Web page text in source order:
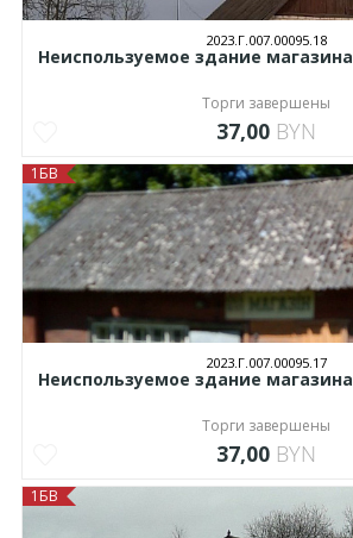
2023.Г.007.00095.18
Неиспользуемое здание магазина
Торги завершены
37,00 BYN
1БВ
2023.Г.007.00095.17
Неиспользуемое здание магазина
Торги завершены
37,00 BYN
1БВ